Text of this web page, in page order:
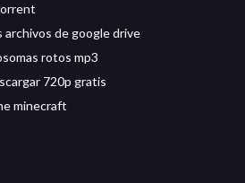
archivos de google drive
rotos mp3
720p gratis
minecraft